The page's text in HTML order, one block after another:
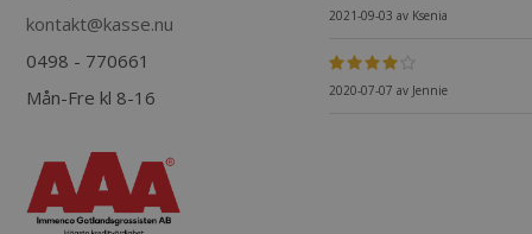
kontakt@kasse.nu
0498 - 770661
Mån-Fre kl 8-16
2021-09-03 av Ksenia
2020-07-07 av Jennie